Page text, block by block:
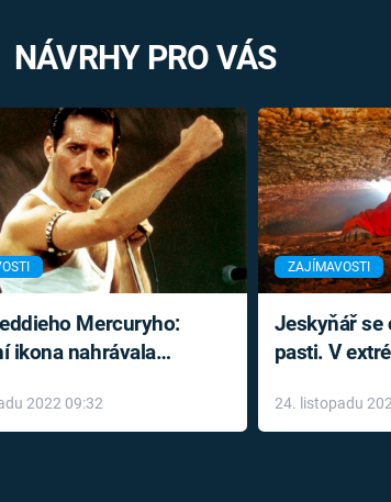
NÁVRHY PRO VÁS
Mercuryho:
ikona nahrávala
2022 09:32
ZAJÍMAVOSTI
Jeskyňář se
pasti. V
24. listopadu